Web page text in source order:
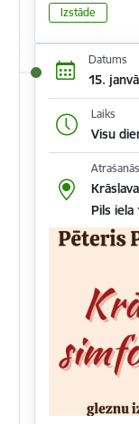
Izstāde
Datums
15.
Laiks
Visu
Pils iela